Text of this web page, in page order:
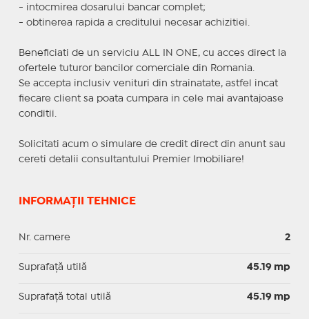
- intocmirea dosarului bancar complet;
- obtinerea rapida a creditului necesar achizitiei.
Beneficiati de un serviciu ALL IN ONE, cu acces direct la
ofertele tuturor bancilor comerciale din Romania.
Se accepta inclusiv venituri din strainatate, astfel incat
fiecare client sa poata cumpara in cele mai avantajoase
conditii.
Solicitati acum o simulare de credit direct din anunt sau
cereti detalii consultantului Premier Imobiliare!
INFORMAȚII TEHNICE
Nr. camere 2
Suprafaţă utilă 45.19 mp
Suprafaţă total utilă 45.19 mp